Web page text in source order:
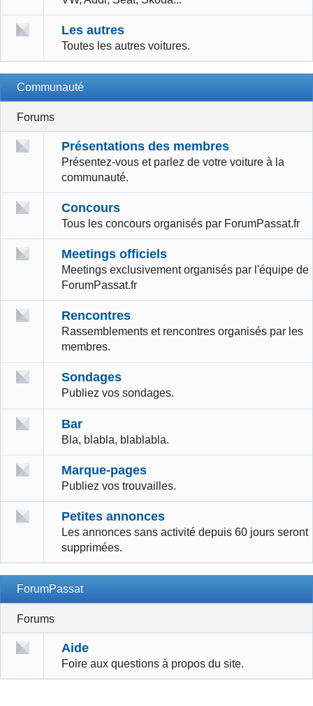
Les autres
Toutes les autres voitures.
Communauté
Forums
Présentations des membres
Présentez-vous et parlez de votre voiture à la
communauté.
Concours
Tous les concours organisés par ForumPassat.fr
Meetings officiels
Meetings exclusivement organisés par l'équipe de
ForumPassat.fr
Rencontres
Rassemblements et rencontres organisés par les
membres.
Sondages
Publiez vos sondages.
Bar
Bla, blabla, blablabla.
Marque-pages
Publiez vos trouvailles.
Petites annonces
Les annonces sans activité depuis 60 jours seront
supprimées.
ForumPassat
Forums
Aide
Foire aux questions à propos du site.